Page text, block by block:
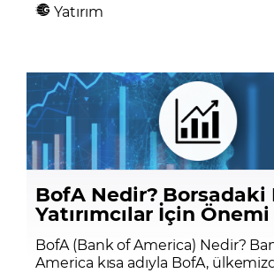
Yatırım
BofA Nedir? Borsadaki
Yatırımcılar İçin Önemi
BofA (Bank of America) Nedir?
America kısa adıyla BofA,